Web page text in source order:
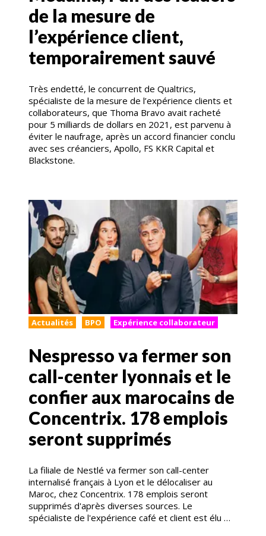
de la mesure de
l’expérience client,
temporairement sauvé
Très endetté, le concurrent de Qualtrics,
spécialiste de la mesure de l’expérience clients et
collaborateurs, que Thoma Bravo avait racheté
pour 5 milliards de dollars en 2021, est parvenu à
éviter le naufrage, après un accord financier conclu
avec ses créanciers, Apollo, FS KKR Capital et
Blackstone.
Actualités BPO Expérience collaborateur
Nespresso va fermer son
call-center lyonnais et le
confier aux marocains de
Concentrix. 178 emplois
seront supprimés
La filiale de Nestlé va fermer son call-center
internalisé français à Lyon et le délocaliser au
Maroc, chez Concentrix. 178 emplois seront
supprimés d'après diverses sources. Le
spécialiste de l'expérience café et client est élu …